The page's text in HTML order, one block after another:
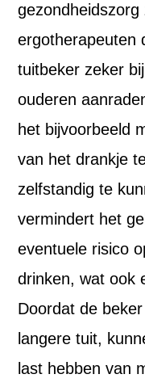
gezondheidszorg
ergotherapeuten
tuitbeker zeker
ouderen
het bijvoorbeeld
van het drankje
zelfstandig te
vermindert het
eventuele risico
drinken, wat ook
Doordat de
langere tuit,
last hebben van